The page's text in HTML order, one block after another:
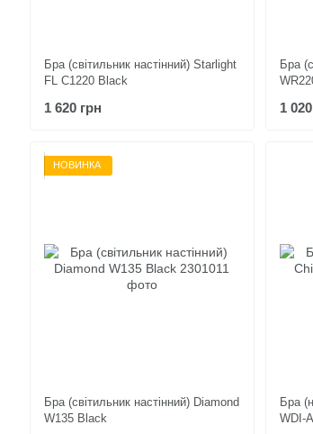
Бра (світильник настінний) Starlight
FL C1220 Black
1 620 грн
Бра
1
НОВИНКА
Бра (світильник настінний) Diamond
W135 Black
Бра
WDI-